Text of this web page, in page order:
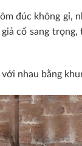
đúc không gỉ,
cổ sang
nhau bằng